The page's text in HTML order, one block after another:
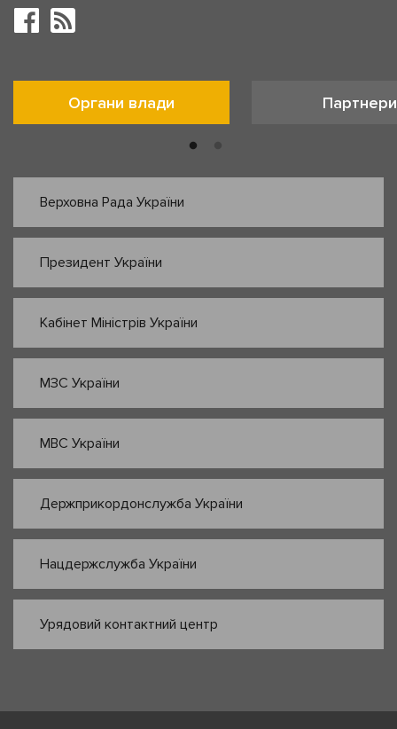
Органи влади Партнери
Верховна Рада України
Президент України
Кабінет Міністрів України
МЗС України
МВС України
Держприкордонслужба України
Нацдержслужба України
Урядовий контактний центр